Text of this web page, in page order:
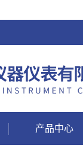
产品中心